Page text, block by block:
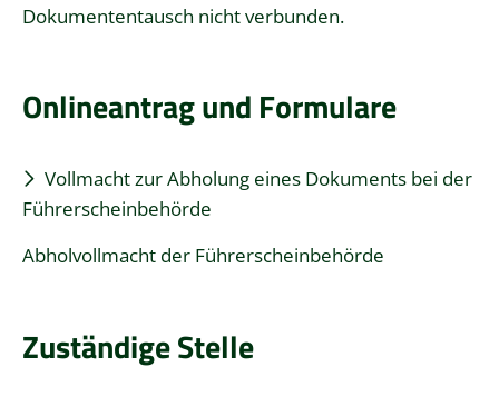
Dokumententausch nicht verbunden.
Onlineantrag und Formulare
Vollmacht zur Abholung eines Dokuments bei der
Führerscheinbehörde
Abholvollmacht der Führerscheinbehörde
Zuständige Stelle